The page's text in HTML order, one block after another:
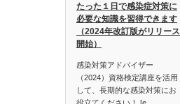
たった１日で感染症対策に
必要な知識を習得できます
（2024年改訂版がリリース
開始）
感染対策アドバイザー
（2024）資格検定講座を活用
して、長期的な感染対策にお
役立てください！ [e…